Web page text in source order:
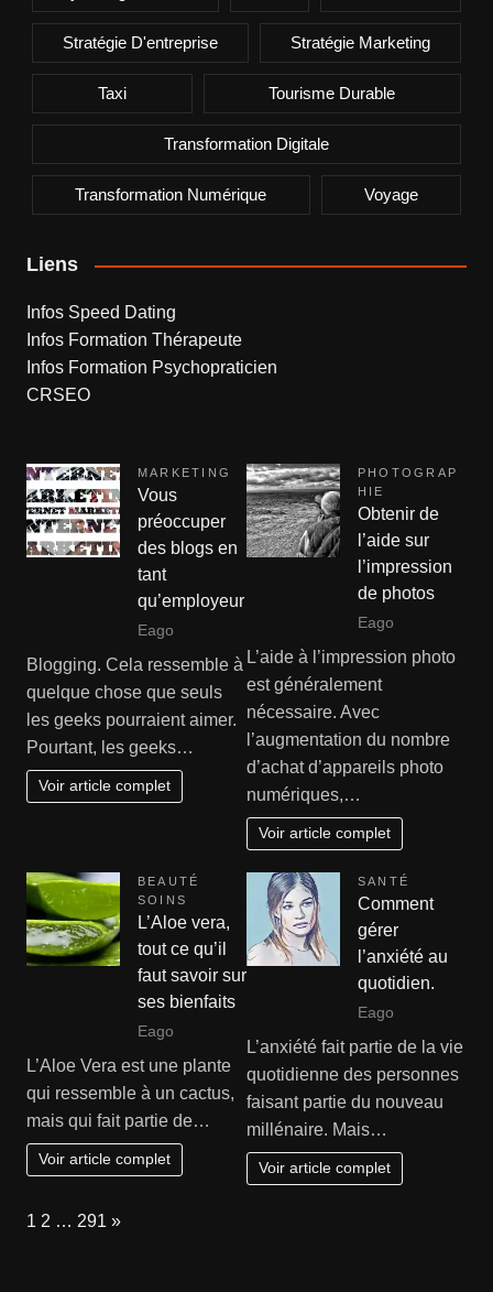
Stratégie D'entreprise Stratégie Marketing
Taxi Tourisme Durable
Transformation Digitale
Transformation Numérique Voyage
Liens
Infos Speed Dating
Infos Formation Thérapeute
Infos Formation Psychopraticien
CRSEO
MARKETING
Vous
préoccuper
des blogs en
tant
qu’employeur
Eago
Blogging. Cela ressemble à
quelque chose que seuls
les geeks pourraient aimer.
Pourtant, les geeks…
Voir article complet
PHOTOGRAP
HIE
Obtenir de
l’aide sur
l’impression
de photos
Eago
L’aide à l’impression photo
est généralement
nécessaire. Avec
l’augmentation du nombre
d’achat d’appareils photo
numériques,…
Voir article complet
BEAUTÉ
SOINS
L’Aloe vera,
tout ce qu’il
faut savoir sur
ses bienfaits
Eago
L’Aloe Vera est une plante
qui ressemble à un cactus,
mais qui fait partie de…
Voir article complet
SANTÉ
Comment
gérer
l’anxiété au
quotidien.
Eago
L’anxiété fait partie de la vie
quotidienne des personnes
faisant partie du nouveau
millénaire. Mais…
Voir article complet
Page:
1 2 … 291 Next
»